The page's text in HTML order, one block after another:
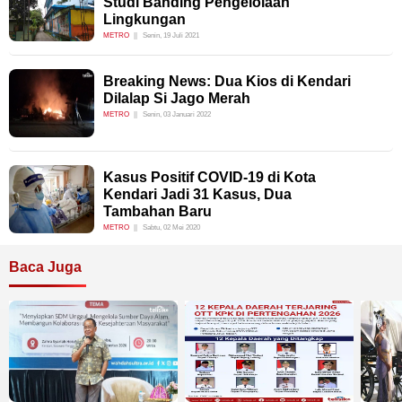
Lingkungan
METRO Senin, 19 Juli 2021
Breaking News: Dua Kios di Kendari
Dilalap Si Jago Merah
METRO Senin, 03 Januari 2022
Kasus Positif COVID-19 di Kota
Kendari Jadi 31 Kasus, Dua
Tambahan Baru
METRO Sabtu, 02 Mei 2020
Baca Juga